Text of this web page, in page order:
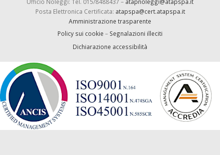
Posta Elettronica Certificata: atapspa@cert.atapspa.it
Amministrazione trasparente
Policy sui cookie – Segnalazioni illeciti
Dichiarazione accessibilità